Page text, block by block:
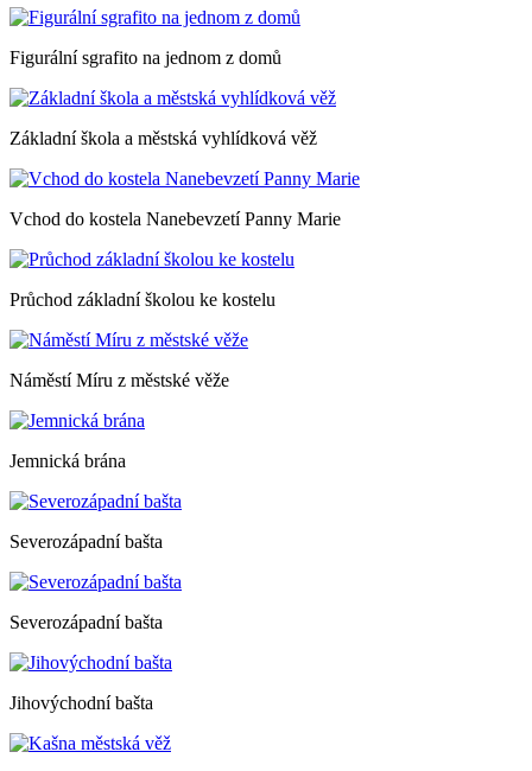
Figurální sgrafito na jednom z domů
Základní škola a městská vyhlídková věž
Vchod do kostela Nanebevzetí Panny Marie
Průchod základní školou ke kostelu
Náměstí Míru z městské věže
Jemnická brána
Severozápadní bašta
Severozápadní bašta
Jihovýchodní bašta